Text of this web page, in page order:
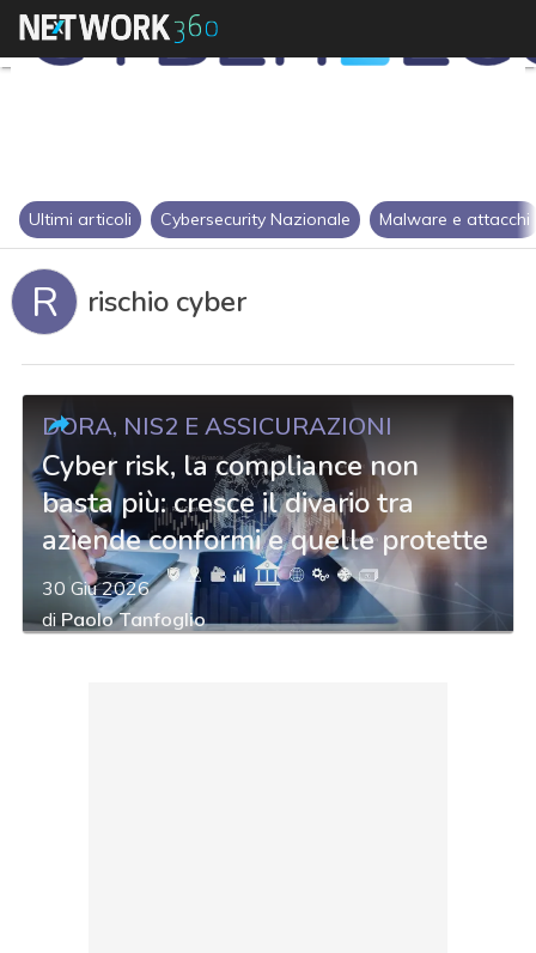
Ultimi articoli Cybersecurity Nazionale Malware e attacchi
R rischio cyber
DORA, NIS2 E ASSICURAZIONI
Cyber risk, la compliance non
basta più: cresce il divario tra
aziende conformi e quelle protette
30 Giu 2026
diPaolo Tanfoglio